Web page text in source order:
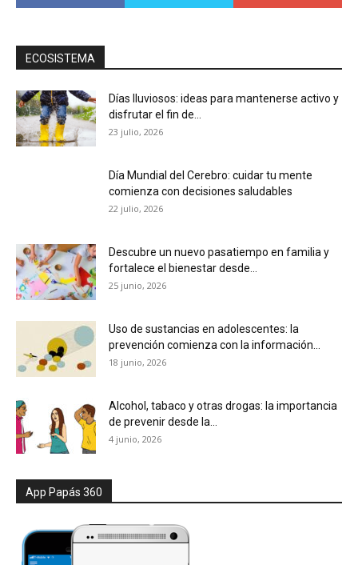
ECOSISTEMA
Días lluviosos: ideas para mantenerse activo y
disfrutar el fin de...
23 julio, 2026
Día Mundial del Cerebro: cuidar tu mente
comienza con decisiones saludables
22 julio, 2026
Descubre un nuevo pasatiempo en familia y
fortalece el bienestar desde...
25 junio, 2026
Uso de sustancias en adolescentes: la
prevención comienza con la información...
18 junio, 2026
Alcohol, tabaco y otras drogas: la importancia
de prevenir desde la...
4 junio, 2026
App Papás 360